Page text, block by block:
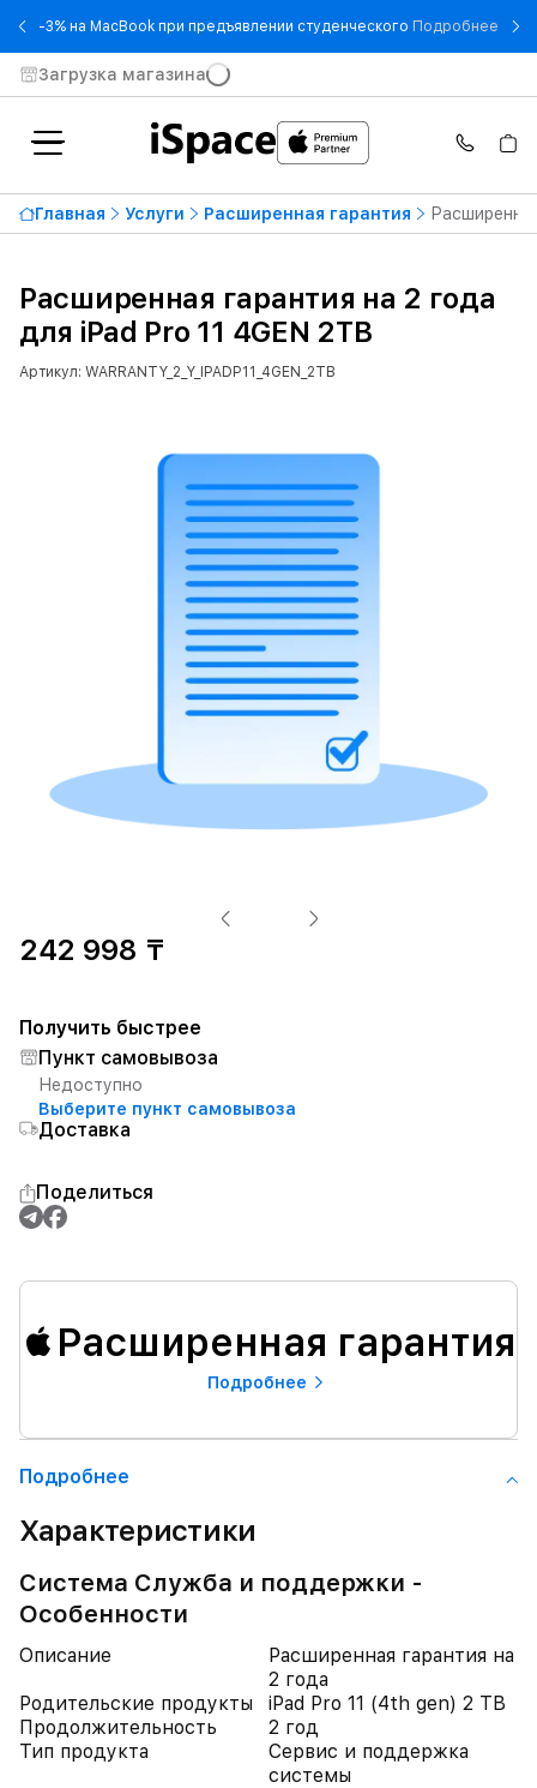
-3% на MacBook при предъявлении студенческого Подробнее - -
Загрузка магазина
Главная Услуги Расширенная гарантия
Расширенная гарантия на 2 года
для iPad Pro 11 4GEN 2TB
Артикул: WARRANTY_2_Y_IPADP11_4GEN_2TB
242 998 ₸
Получить быстрее
Пункт самовывоза
Недоступно
Выберите пункт самовывоза
Доставка
Поделиться
Расширенная гарантия
Подробнее
Подробнее
Характеристики
Система Служба и поддержки -
Особенности
Описание
Расширенная гарантия на
2 года
Родительские продукты
iPad Pro 11 (4th gen) 2 TB
Продолжительность
2 год
Тип продукта
Сервис и поддержка
системы